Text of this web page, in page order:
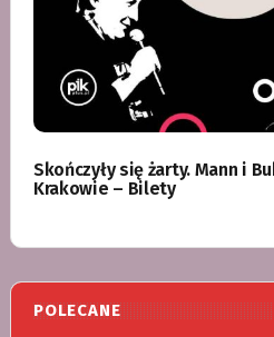
Skończyły się żarty. Mann i
Krakowie – Bilety
POLECANE